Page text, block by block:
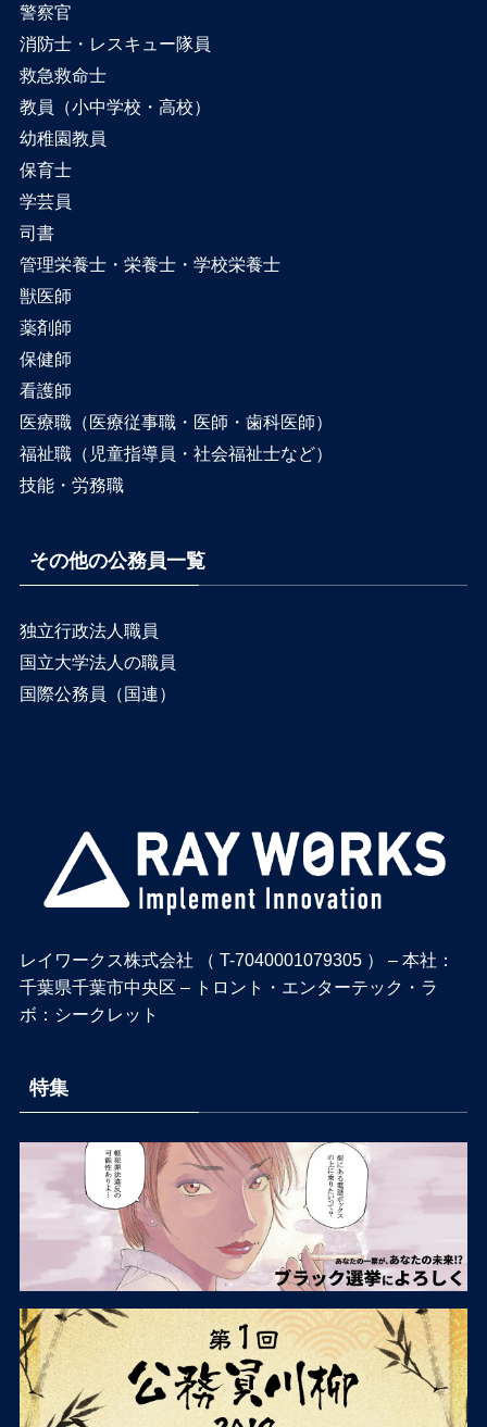
警察官
消防士・レスキュー隊員
救急救命士
教員（小中学校・高校）
幼稚園教員
保育士
学芸員
司書
管理栄養士・栄養士・学校栄養士
獣医師
薬剤師
保健師
看護師
医療職（医療従事職・医師・歯科医師）
福祉職（児童指導員・社会福祉士など）
技能・労務職
その他の公務員一覧
独立行政法人職員
国立大学法人の職員
国際公務員（国連）
レイワークス株式会社 （ T-7040001079305 ） – 本社：
千葉県千葉市中央区 – トロント・エンターテック・ラ
ボ：シークレット
特集